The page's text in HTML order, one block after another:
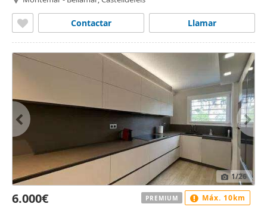
Llamar
Contactar
1/26
6.000€ PREMIUM Máx. 10km